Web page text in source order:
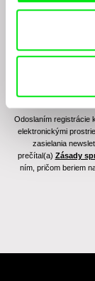
Odoslaním registrácie
elektronickými
zasielania
prečítal(a) Zásady
ním, pričom beriem